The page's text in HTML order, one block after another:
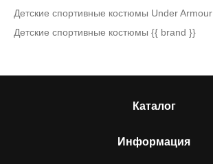
Детские спортивные костюмы Under Armour
Детские спортивные костюмы {{ brand }}
Каталог
Информация